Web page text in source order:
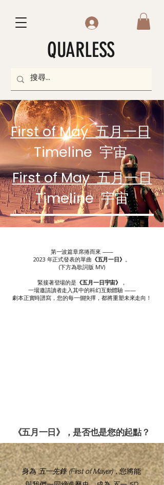
QUARLESS
First of May 五月一日
Timeline 宇宙
First of May 五月一日
Timeline 宇宙
第一波篇章席捲而來 ——
2023 年正式發表的單曲 《五月一日》 。
(下方為歌詞版 MV)
緊接著登場的是 《五月一日宇宙》
，
一場邀請讀者走入其中的科幻互動體驗 ——
劇本正實時譜寫，您的每一個抉擇，都將重塑未來走向！
《五月一日》，是否也是您的起點？
身為五一先鋒 (First of Mayer)，您將能